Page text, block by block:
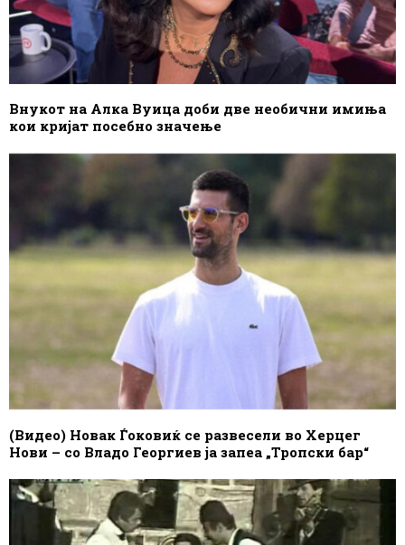
Внукот на Алка Вуица доби две необични имиња
кои кријат посебно значење
(Видео) Новак Ѓоковиќ се развесели во Херцег
Нови – со Владо Георгиев ја запеа „Тропски бар“